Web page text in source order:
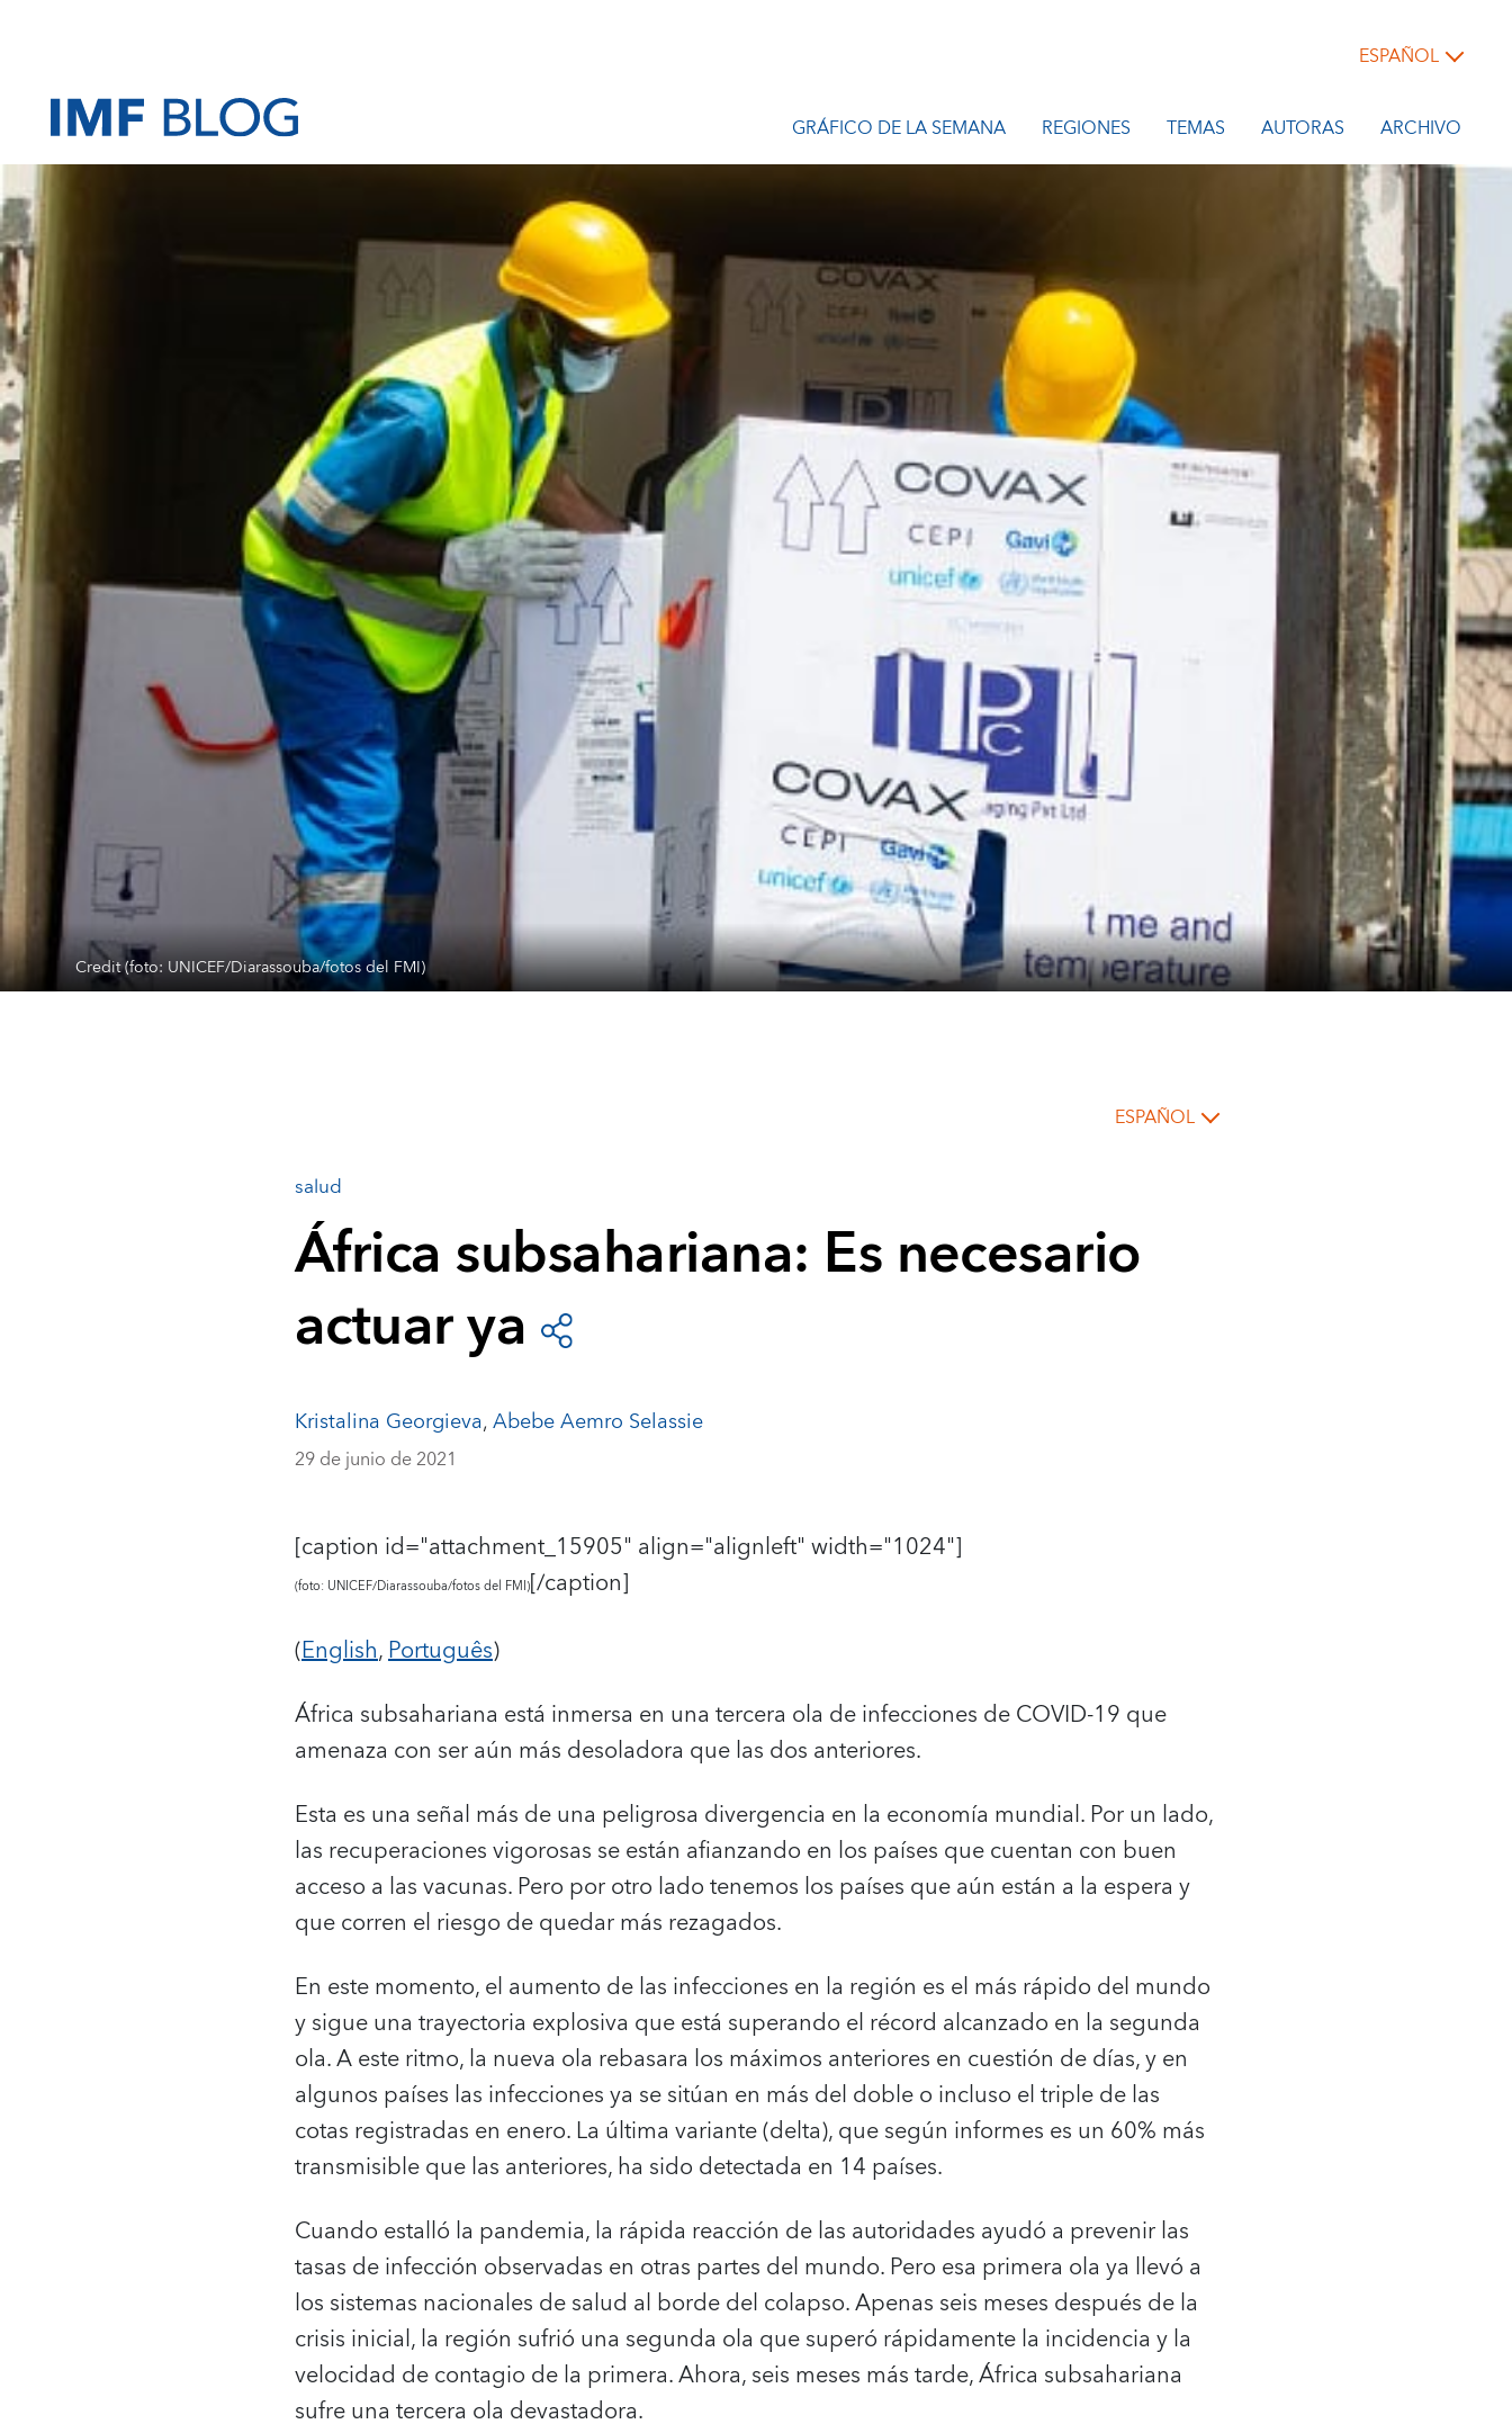
ESPAÑOL
GRÁFICO DE LA SEMANA REGIONES TEMAS AUTORAS ARCHIVO
Credit (foto: UNICEF/Diarassouba/fotos del FMI)
ESPAÑOL
salud
África subsahariana: Es necesario
actuar ya
Kristalina Georgieva,Abebe Aemro Selassie
29 de junio de 2021
[caption id="attachment_15905" align="alignleft" width="1024"]
(foto: UNICEF/Diarassouba/fotos del FMI)[/caption]
(English,Português)
África subsahariana está inmersa en una tercera ola de infecciones de COVID-19 que
amenaza con ser aún más desoladora que las dos anteriores.
Esta es una señal más de una peligrosa divergencia en la economía mundial. Por un lado,
las recuperaciones vigorosas se están afianzando en los países que cuentan con buen
acceso a las vacunas. Pero por otro lado tenemos los países que aún están a la espera y
que corren el riesgo de quedar más rezagados.
En este momento, el aumento de las infecciones en la región es el más rápido del mundo
y sigue una trayectoria explosiva que está superando el récord alcanzado en la segunda
ola. A este ritmo, la nueva ola rebasara los máximos anteriores en cuestión de días, y en
algunos países las infecciones ya se sitúan en más del doble o incluso el triple de las
cotas registradas en enero. La última variante (delta), que según informes es un 60% más
transmisible que las anteriores, ha sido detectada en 14 países.
Cuando estalló la pandemia, la rápida reacción de las autoridades ayudó a prevenir las
tasas de infección observadas en otras partes del mundo. Pero esa primera ola ya llevó a
los sistemas nacionales de salud al borde del colapso. Apenas seis meses después de la
crisis inicial, la región sufrió una segunda ola que superó rápidamente la incidencia y la
velocidad de contagio de la primera. Ahora, seis meses más tarde, África subsahariana
sufre una tercera ola devastadora.